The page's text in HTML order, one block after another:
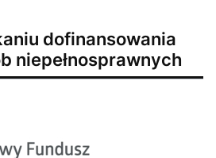
dofinansowania
niepełnosprawnych